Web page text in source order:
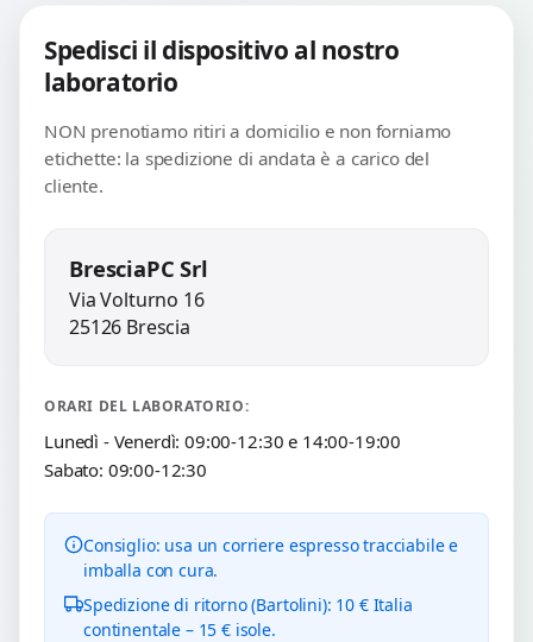
Spedisci il dispositivo al nostro
laboratorio
NON prenotiamo ritiri a domicilio e non forniamo
etichette: la spedizione di andata è a carico del
cliente.
BresciaPC Srl
Via Volturno 16
25126 Brescia
ORARI DEL LABORATORIO:
Lunedì - Venerdì: 09:00-12:30 e 14:00-19:00
Sabato: 09:00-12:30
Consiglio: usa un corriere espresso tracciabile e
imballa con cura.
Spedizione di ritorno (Bartolini): 10 € Italia
continentale – 15 € isole.